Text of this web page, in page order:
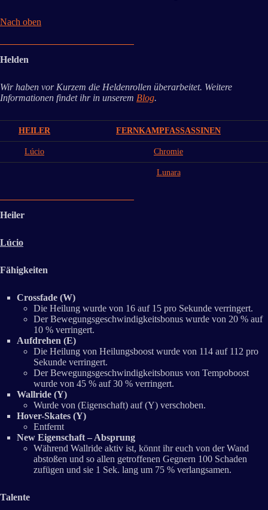
Nach oben
Helden
Wir haben vor Kurzem die Heldenrollen überarbeitet. Weitere
Informationen findet ihr in unserem Blog.
HEILER FERNKAMPFASSASSINEN
Lúcio Chromie
Lunara
Heiler
Lúcio
Fähigkeiten
Crossfade (W)
Die Heilung wurde von 16 auf 15 pro Sekunde verringert.
Der Bewegungsgeschwindigkeitsbonus wurde von 20 % auf
10 % verringert.
Aufdrehen (E)
Die Heilung von Heilungsboost wurde von 114 auf 112 pro
Sekunde verringert.
Der Bewegungsgeschwindigkeitsbonus von Tempoboost
wurde von 45 % auf 30 % verringert.
Wallride (Y)
Wurde von (Eigenschaft) auf (Y) verschoben.
Hover-Skates (Y)
Entfernt
New Eigenschaft – Absprung
Während Wallride aktiv ist, könnt ihr euch von der Wand
abstoßen und so allen getroffenen Gegnern 100 Schaden
zufügen und sie 1 Sek. lang um 75 % verlangsamen.
Talente